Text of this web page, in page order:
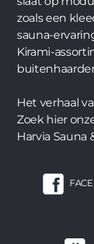
zoals een
sauna-
Kirami-
Het verhaal
Zoek hier
Harvia Sauna